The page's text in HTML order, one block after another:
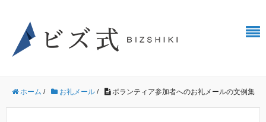
ホーム / お礼メール / ボランティア参加者へのお礼メールの文例集